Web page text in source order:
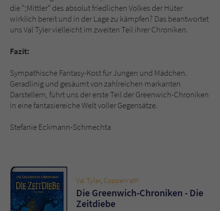
die ";Mittler" des absolut friedlichen Volkes der Hüter
wirklich bereit und in der Lage zu kämpfen? Das beantwortet
uns Val Tyler vielleicht im zweiten Teil ihrer Chroniken.
Fazit:
Sympathische Fantasy-Kost für Jungen und Mädchen.
Geradlinig und gesäumt von zahlreichen markanten
Darstellern, führt uns der erste Teil der Greenwich-Chroniken
in eine fantasiereiche Welt voller Gegensätze.
Stefanie Eckmann-Schmechta
Val Tyler, Coppenrath
Die Greenwich-Chroniken - Die
Zeitdiebe